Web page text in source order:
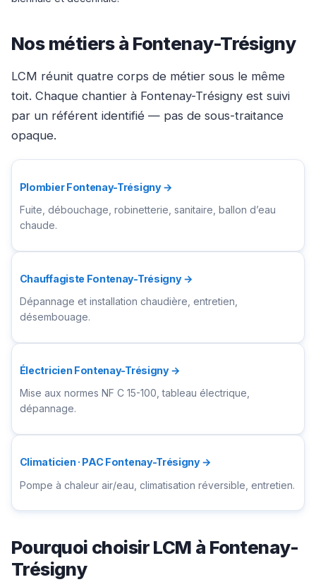
Nos métiers à Fontenay-Trésigny
LCM réunit quatre corps de métier sous le même
toit. Chaque chantier à Fontenay-Trésigny est suivi
par un référent identifié — pas de sous-traitance
opaque.
Plombier Fontenay-Trésigny →
Fuite, débouchage, robinetterie, sanitaire, ballon d’eau
chaude.
Chauffagiste Fontenay-Trésigny →
Dépannage et installation chaudière, entretien,
désembouage.
Électricien Fontenay-Trésigny →
Mise aux normes NF C 15-100, tableau électrique,
dépannage.
Climaticien · PAC Fontenay-Trésigny →
Pompe à chaleur air/eau, climatisation réversible, entretien.
Pourquoi choisir LCM à Fontenay-
Trésigny